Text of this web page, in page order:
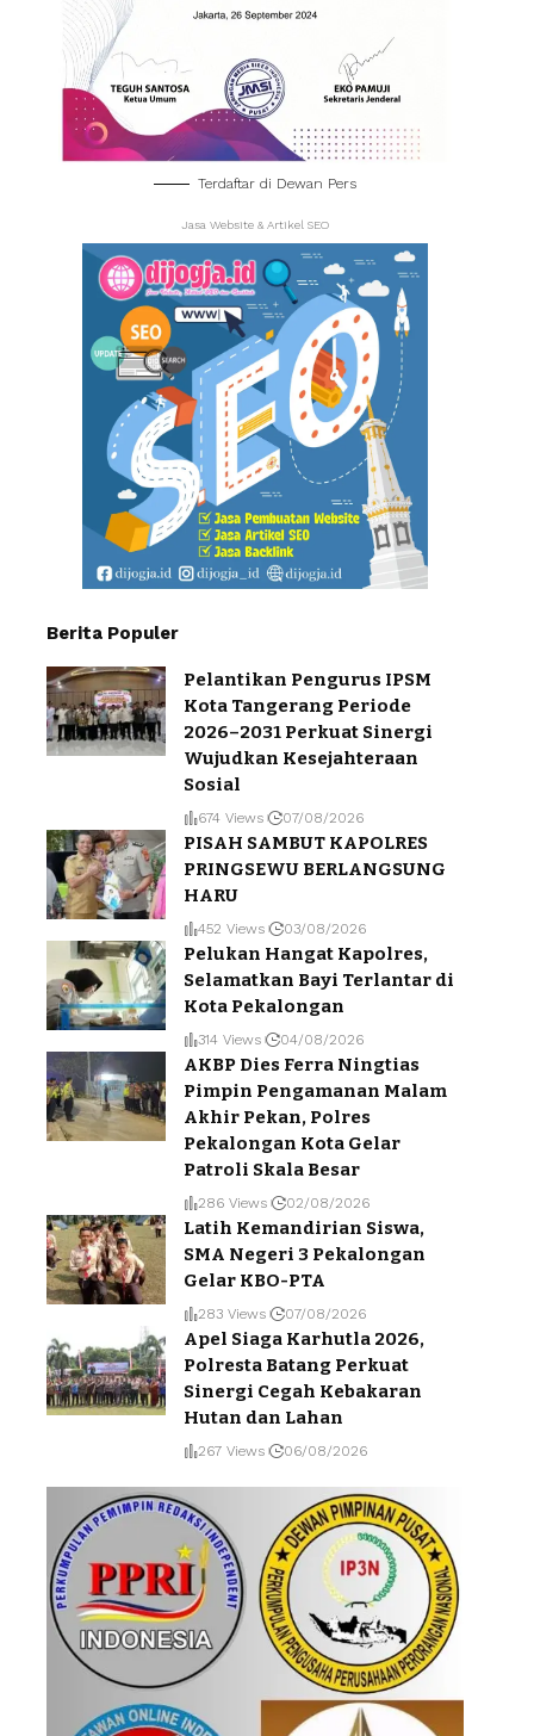
Terdaftar di Dewan Pers
Jasa Website & Artikel SEO
Berita Populer
Pelantikan Pengurus IPSM
Kota Tangerang Periode
2026–2031 Perkuat Sinergi
Wujudkan Kesejahteraan
Sosial
674 Views 07/08/2026
PISAH SAMBUT KAPOLRES
PRINGSEWU BERLANGSUNG
HARU
452 Views 03/08/2026
Pelukan Hangat Kapolres,
Selamatkan Bayi Terlantar di
Kota Pekalongan
314 Views 04/08/2026
AKBP Dies Ferra Ningtias
Pimpin Pengamanan Malam
Akhir Pekan, Polres
Pekalongan Kota Gelar
Patroli Skala Besar
286 Views 02/08/2026
Latih Kemandirian Siswa,
SMA Negeri 3 Pekalongan
Gelar KBO-PTA
283 Views 07/08/2026
Apel Siaga Karhutla 2026,
Polresta Batang Perkuat
Sinergi Cegah Kebakaran
Hutan dan Lahan
267 Views 06/08/2026